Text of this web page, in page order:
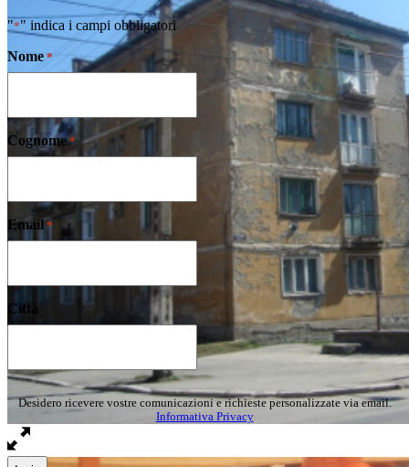
"*" indica i campi obbligatori
Nome *
Cognome *
Email *
Città
Desidero ricevere vostre comunicazioni e richieste personalizzate via email.
Informativa Privacy